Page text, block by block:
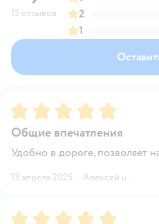
15 отзывов
2
1
Рейтинг:5
Общие впечатления
Удобно в дороге, позволяет
13 апреля 2025 · Алексей u.
Рейтинг:5